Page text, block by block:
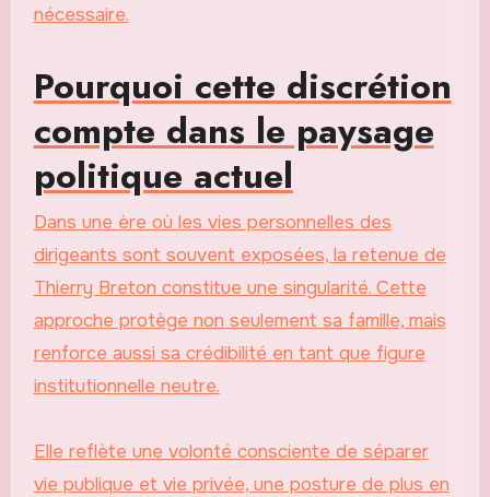
nécessaire.
Pourquoi cette discrétion
compte dans le paysage
politique actuel
Dans une ère où les vies personnelles des
dirigeants sont souvent exposées, la retenue de
Thierry Breton constitue une singularité. Cette
approche protège non seulement sa famille, mais
renforce aussi sa crédibilité en tant que figure
institutionnelle neutre.
Elle reflète une volonté consciente de séparer
vie publique et vie privée, une posture de plus en